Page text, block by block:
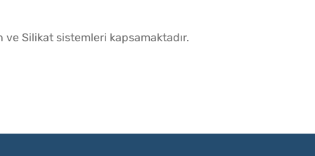
Silikat sistemleri kapsamaktadır.